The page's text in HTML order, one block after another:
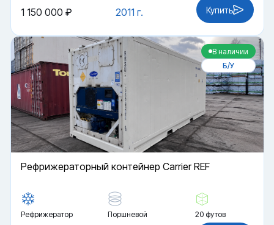
2011 г.
1 150 000 ₽ Купить
В наличии
Б/У
Рефрижераторный контейнер Carrier REF
Рефрижератор Поршневой 20 футов